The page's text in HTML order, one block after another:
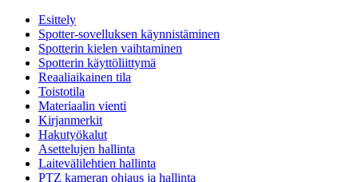
Esittely
Spotter-sovelluksen käynnistäminen
Spotterin kielen vaihtaminen
Spotterin käyttöliittymä
Reaaliaikainen tila
Toistotila
Materiaalin vienti
Kirjanmerkit
Hakutyökalut
Asettelujen hallinta
Laitevälilehtien hallinta
PTZ kameran ohjaus ja hallinta